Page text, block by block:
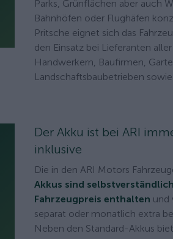
Parks, Grünflächen aber auch
Bahnhöfen oder Flughäfen
Pritsche eignet sich das
den Einsatz bei Lieferanten aller
Handwerkern, Baufirmen,
Landschaftsbaubetrieben
Der Akku ist bei ARI
inklusive
Die in den ARI Motors
Akkus sind
Fahrzeugpreis enthalten und
separat oder monatlich extra
Neben den Standard-Akkus